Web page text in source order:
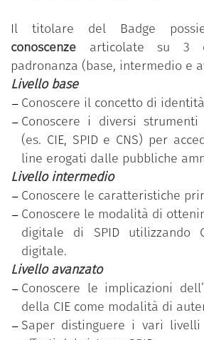
Il programma si basa sul
digitali per la PA”che si
organizzate in 5 aree
competenza, a sua volta, si
variabile di conoscenze/
secondo tre livelli di
e avanzato).
“Conoscere l'identità digitale”
competenze previste nel
digitali per la PA”.
Il dipendente pubblico che ha
ha partecipato al percorso
in funzione della
fabbisogno di competenze
superato con successo il
competenze acquisite,
padronanza più elevato
Il titolare del Badge
conoscenze articolate su 3
padronanza (base, intermedio e
Livello base
Conoscere il concetto di
Conoscere i diversi
(es. CIE, SPID e CNS) per
line erogati dalle pubbliche
Livello intermedio
Conoscere le caratteristiche
Conoscere le modalità di
digitale di SPID utilizzando
digitale.
Livello avanzato
Conoscere le implicazioni
della CIE come modalità di
Saper distinguere i vari livelli